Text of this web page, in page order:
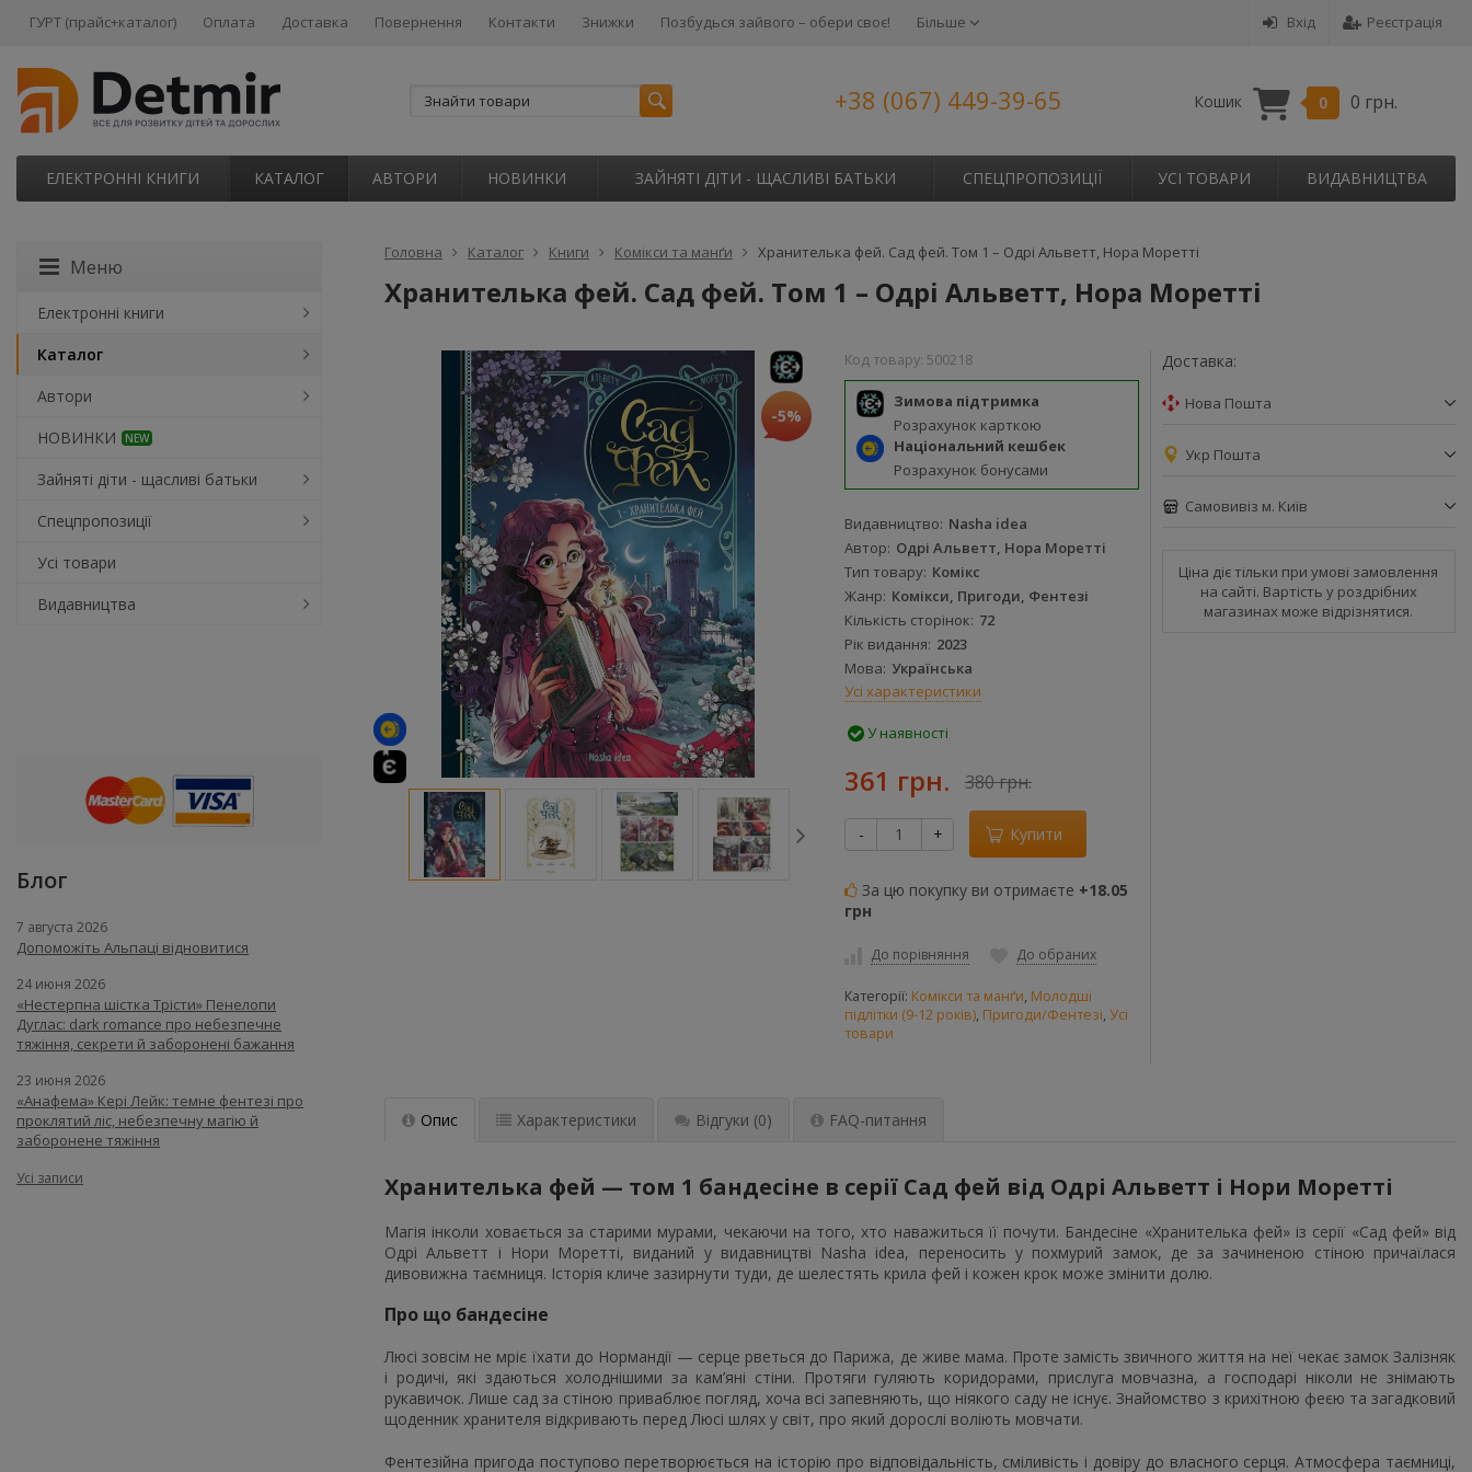
Вхід Реєстрація
ГУРТ (прайс+каталог) Оплата Доставка Повернення Контакти Знижки Позбудься зайвого – обери своє! Більше
+38 (067) 449-39-65 Кошик 0 0 грн.
ЕЛЕКТРОННІ КНИГИ КАТАЛОГ АВТОРИ НОВИНКИ ЗАЙНЯТІ ДІТИ - ЩАСЛИВІ БАТЬКИ СПЕЦПРОПОЗИЦІЇ УСІ ТОВАРИ ВИДАВНИЦТВА
Головна Каталог Книги Комікси та манґи Хранителька фей. Сад фей. Том 1 – Одрі Альветт, Нора Моретті
Хранителька фей. Сад фей. Том 1 – Одрі Альветт, Нора Моретті
-5%
Код товару: 500218
Зимова підтримка
Розрахунок карткою
Національний кешбек
Розрахунок бонусами
Видавництво Nasha idea
Автор Одрі Альветт, Нора Моретті
Тип товару Комікс
Жанр Комікси, Пригоди, Фентезі
Кількість сторінок 72
Рік видання 2023
Мова Українська
Усі характеристики
У наявності
361 грн. 380 грн.
- + Купити
За цю покупку ви отримаєте +18.05
грн
До порівняння До обраних
Категорії: Комікси та манґи, Молодші
підлітки (9-12 років), Пригоди/Фентезі, Усі
товари
Доставка:
Нова Пошта
Укр Пошта
Самовивіз м. Київ
Ціна діє тільки при умові замовлення
на сайті. Вартість у роздрібних
магазинах може відрізнятися.
Опис Характеристики Відгуки (0) FAQ-питання
Хранителька фей — том 1 бандесіне в серії Сад фей від Одрі Альветт і Нори Моретті
Магія інколи ховається за старими мурами, чекаючи на того, хто наважиться її почути. Бандесіне «Хранителька фей» із серії «Сад фей» від
Одрі Альветт і Нори Моретті, виданий у видавництві Nasha idea, переносить у похмурий замок, де за зачиненою стіною причаїлася
дивовижна таємниця. Історія кличе зазирнути туди, де шелестять крила фей і кожен крок може змінити долю.
Про що бандесіне
Люсі зовсім не мріє їхати до Нормандії — серце рветься до Парижа, де живе мама. Проте замість звичного життя на неї чекає замок Залізняк
і родичі, які здаються холоднішими за кам’яні стіни. Протяги гуляють коридорами, прислуга мовчазна, а господарі ніколи не знімають
рукавичок. Лише сад за стіною приваблює погляд, хоча всі запевняють, що ніякого саду не існує. Знайомство з крихітною феєю та загадковий
щоденник хранителя відкривають перед Люсі шлях у світ, про який дорослі воліють мовчати.
Фентезійна пригода поступово перетворюється на історію про відповідальність, сміливість і довіру до власного серця. Атмосфера таємниці,
Меню
Електронні книги
Каталог
Автори
НОВИНКИ
NEW
Зайняті діти - щасливі батьки
Спецпропозиції
Усі товари
Видавництва
Блог
7 августа 2026
Допоможіть Альпаці відновитися
24 июня 2026
«Нестерпна шістка Трісти» Пенелопи
Дуглас: dark romance про небезпечне
тяжіння, секрети й заборонені бажання
23 июня 2026
«Анафема» Кері Лейк: темне фентезі про
проклятий ліс, небезпечну магію й
заборонене тяжіння
Усі записи